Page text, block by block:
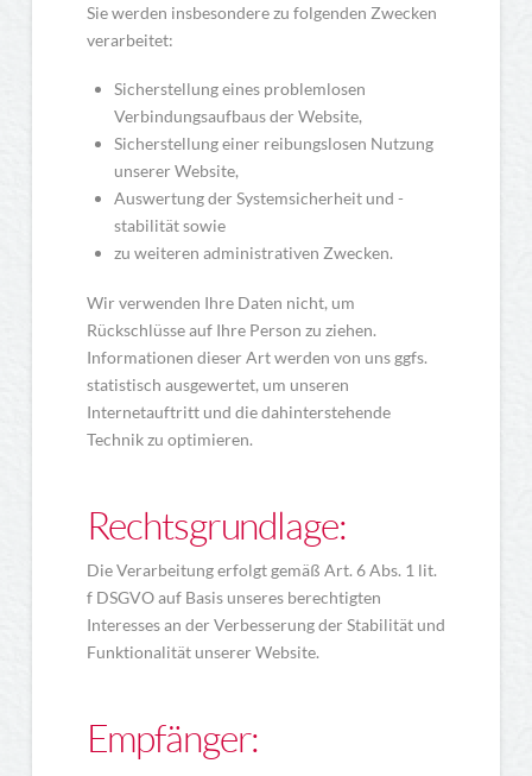
Sie werden insbesondere zu folgenden Zwecken
verarbeitet:
Sicherstellung eines problemlosen
Verbindungsaufbaus der Website,
Sicherstellung einer reibungslosen Nutzung
unserer Website,
Auswertung der Systemsicherheit und -
stabilität sowie
zu weiteren administrativen Zwecken.
Wir verwenden Ihre Daten nicht, um
Rückschlüsse auf Ihre Person zu ziehen.
Informationen dieser Art werden von uns ggfs.
statistisch ausgewertet, um unseren
Internetauftritt und die dahinterstehende
Technik zu optimieren.
Rechtsgrundlage:
Die Verarbeitung erfolgt gemäß Art. 6 Abs. 1 lit.
f DSGVO auf Basis unseres berechtigten
Interesses an der Verbesserung der Stabilität und
Funktionalität unserer Website.
Empfänger: